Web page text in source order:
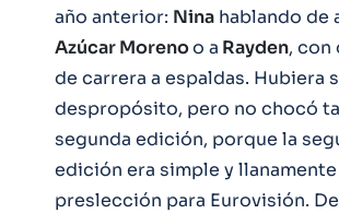
año anterior: Nina hablando de
Azúcar Morenoo a Rayden, con
de carrera a espaldas. Hubiera
despropósito, pero no chocó
segunda edición, porque la
edición era simple y llanamente
preslección para Eurovisión.